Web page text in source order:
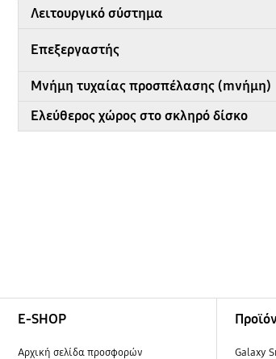
Λειτουργικό σύστημα
Επεξεργαστής
Μνήμη τυχαίας προσπέλασης (mνήμη)
Ελεύθερος χώρος στο σκληρό δίσκο
E-SHOP
Αρχική σελίδα προσφορών Galaxy